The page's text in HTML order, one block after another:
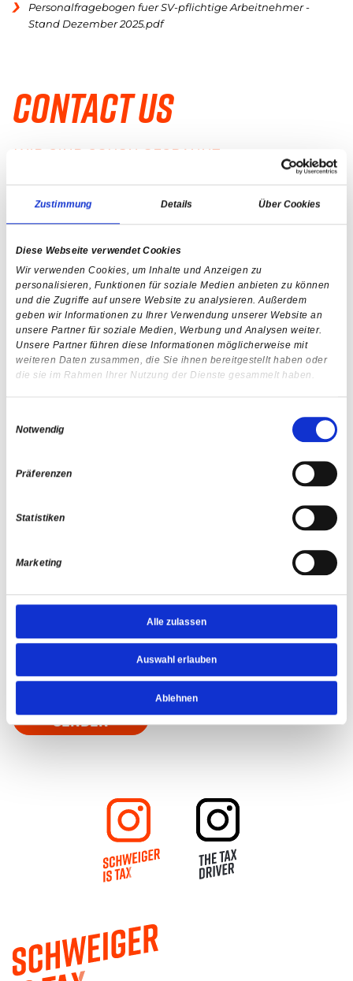
Zustimmung Details Über Cookies
Diese Webseite verwendet Cookies
Wir verwenden Cookies, um Inhalte und Anzeigen zu
personalisieren, Funktionen für soziale Medien anbieten zu können
und die Zugriffe auf unsere Website zu analysieren. Außerdem
geben wir Informationen zu Ihrer Verwendung unserer Website an
unsere Partner für soziale Medien, Werbung und Analysen weiter.
Unsere Partner führen diese Informationen möglicherweise mit
weiteren Daten zusammen, die Sie ihnen bereitgestellt haben oder
die sie im Rahmen Ihrer Nutzung der Dienste gesammelt haben.
Notwendig
Präferenzen
Statistiken
Marketing
Alle zulassen
Auswahl erlauben
Ablehnen
Personalfragebogen fuer SV-pflichtige Arbeitnehmer -
Stand Dezember 2025.pdf
Contact us
WIR SIND SCHON GESPANNT
NAME*
MAIL-ADRESSE*
TELEFON*
der Weiterverarbeitung meiner Daten für diese
Kontaktaufnahme zu. *Zur Datenschutzerklärung
Was ist die Summe aus 2 und 7?
SENDEN